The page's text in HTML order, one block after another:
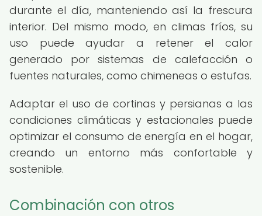
durante el día, manteniendo así la frescura
interior. Del mismo modo, en climas fríos, su
uso puede ayudar a retener el calor
generado por sistemas de calefacción o
fuentes naturales, como chimeneas o estufas.
Adaptar el uso de cortinas y persianas a las
condiciones climáticas y estacionales puede
optimizar el consumo de energía en el hogar,
creando un entorno más confortable y
sostenible.
Combinación con otros